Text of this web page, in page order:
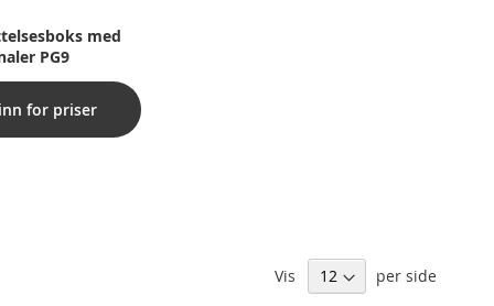
med
PG9
for priser
Vis per side